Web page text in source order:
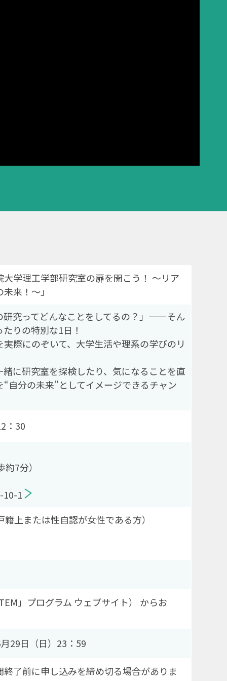
学理工学部研究室の扉を開こう！ ～リア
来！～」
研究ってどんなことをしてるの？」——そん
りの特別な1日！
際にのぞいて、大学生活や理系の学びのリ
に研究室を探検したり、気になることを直
自分の未来”としてイメージできるチャン
：30
7分）
10-1
上または性自認が女性である方）
」プログラム ウェブサイト） からお
29日（日）23：59
了前に申し込みを締め切る場合がありま